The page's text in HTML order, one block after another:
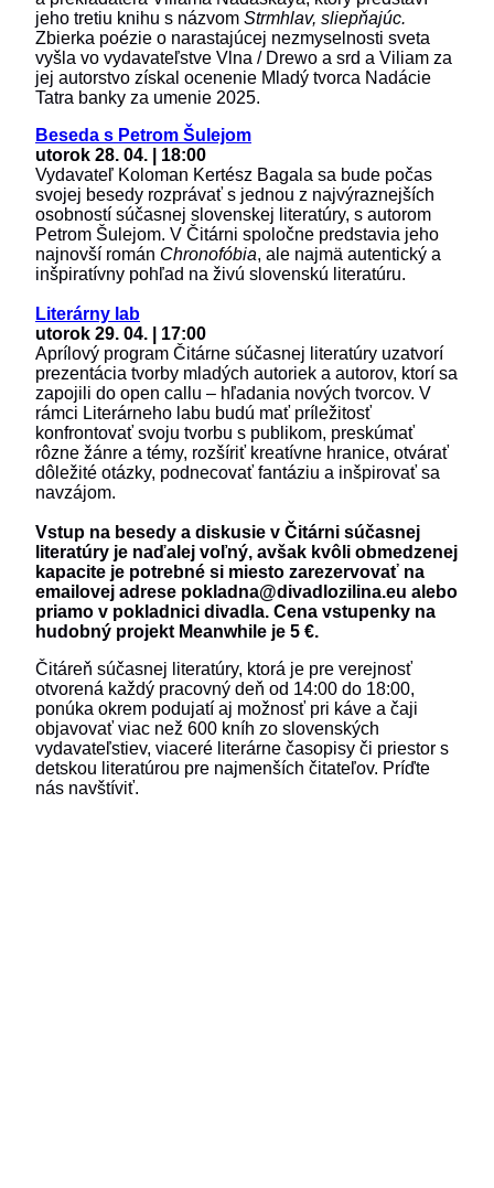
jeho tretiu knihu s názvom Strmhlav, sliepňajúc.
Zbierka poézie o narastajúcej nezmyselnosti sveta
vyšla vo vydavateľstve Vlna / Drewo a srd a Viliam za
jej autorstvo získal ocenenie Mladý tvorca Nadácie
Tatra banky za umenie 2025.
Beseda s Petrom Šulejom
utorok 28. 04. | 18:00
Vydavateľ Koloman Kertész Bagala sa bude počas
svojej besedy rozprávať s jednou z najvýraznejších
osobností súčasnej slovenskej literatúry, s autorom
Petrom Šulejom. V Čitárni spoločne predstavia jeho
najnovší román Chronofóbia, ale najmä autentický a
inšpiratívny pohľad na živú slovenskú literatúru.
Literárny lab
utorok 29. 04. | 17:00
Aprílový program Čitárne súčasnej literatúry uzatvorí
prezentácia tvorby mladých autoriek a autorov, ktorí sa
zapojili do open callu – hľadania nových tvorcov. V
rámci Literárneho labu budú mať príležitosť
konfrontovať svoju tvorbu s publikom, preskúmať
rôzne žánre a témy, rozšíriť kreatívne hranice, otvárať
dôležité otázky, podnecovať fantáziu a inšpirovať sa
navzájom.
Vstup na besedy a diskusie v Čitárni súčasnej
literatúry je naďalej voľný, avšak kvôli obmedzenej
kapacite je potrebné si miesto zarezervovať na
emailovej adrese pokladna@divadlozilina.eu alebo
priamo v pokladnici divadla. Cena vstupenky na
hudobný projekt Meanwhile je 5 €.
Čitáreň súčasnej literatúry, ktorá je pre verejnosť
otvorená každý pracovný deň od 14:00 do 18:00,
ponúka okrem podujatí aj možnosť pri káve a čaji
objavovať viac než 600 kníh zo slovenských
vydavateľstiev, viaceré literárne časopisy či priestor s
detskou literatúrou pre najmenších čitateľov. Príďte
nás navštíviť.